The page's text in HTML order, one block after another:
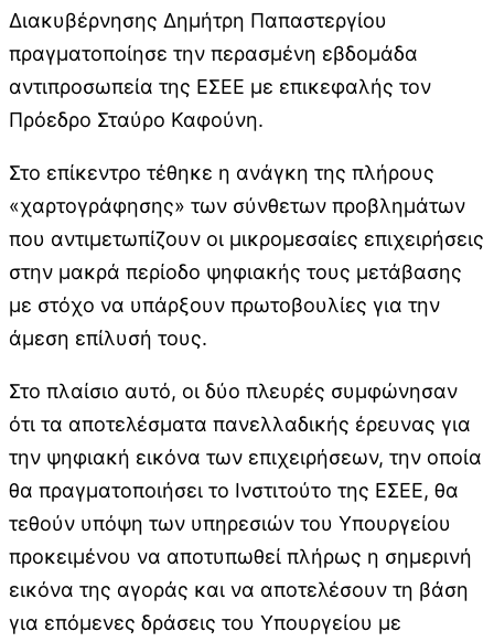
Διακυβέρνησης Δημήτρη Παπαστεργίου
πραγματοποίησε την περασμένη εβδομάδα
αντιπροσωπεία της ΕΣΕΕ με επικεφαλής τον
Πρόεδρο Σταύρο Καφούνη.
Στο επίκεντρο τέθηκε η ανάγκη της πλήρους
«χαρτογράφησης» των σύνθετων προβλημάτων
που αντιμετωπίζουν οι μικρομεσαίες επιχειρήσεις
στην μακρά περίοδο ψηφιακής τους μετάβασης
με στόχο να υπάρξουν πρωτοβουλίες για την
άμεση επίλυσή τους.
Στο πλαίσιο αυτό, οι δύο πλευρές συμφώνησαν
ότι τα αποτελέσματα πανελλαδικής έρευνας για
την ψηφιακή εικόνα των επιχειρήσεων, την οποία
θα πραγματοποιήσει το Ινστιτούτο της ΕΣΕΕ, θα
τεθούν υπόψη των υπηρεσιών του Υπουργείου
προκειμένου να αποτυπωθεί πλήρως η σημερινή
εικόνα της αγοράς και να αποτελέσουν τη βάση
για επόμενες δράσεις του Υπουργείου με